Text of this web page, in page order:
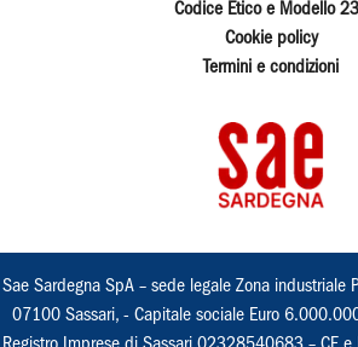
Codice Etico e Modello
Cookie policy
Termini e condizioni
Sae Sardegna SpA – sede legale Zona industriale
07100 Sassari, - Capitale sociale Euro